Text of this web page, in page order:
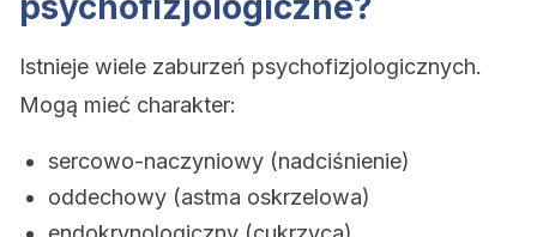
Istnieje wiele zaburzeń psychofizjologicznych.
Mogą mieć charakter:
sercowo-naczyniowy (nadciśnienie)
oddechowy (astma oskrzelowa)